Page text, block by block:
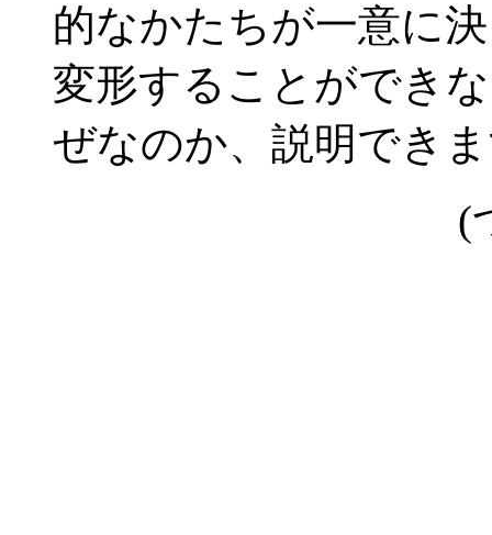
的なかたちが一意に
変形することができ
ぜなのか、説明でき
(